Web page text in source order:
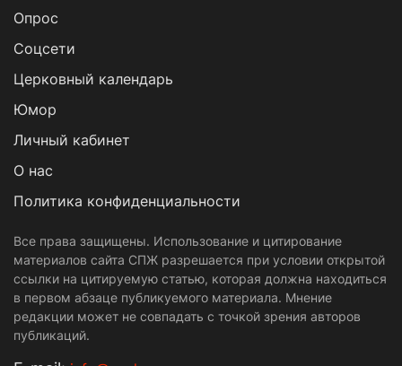
Опрос
Cоцсети
Церковный календарь
Юмор
Личный кабинет
О нас
Политика конфиденциальности
Все права защищены. Использование и цитирование
материалов сайта СПЖ разрешается при условии открытой
ссылки на цитируемую статью, которая должна находиться
в первом абзаце публикуемого материала. Мнение
редакции может не совпадать с точкой зрения авторов
публикаций.